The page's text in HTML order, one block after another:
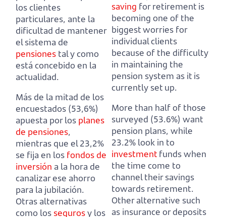
los clientes
particulares, ante la
dificultad de mantener
el sistema de
pensiones tal y como
está concebido en la
actualidad.
Más de la mitad de los
encuestados (53,6%)
apuesta por los planes
de pensiones,
mientras que el 23,2%
se fija en los fondos de
inversión a la hora de
canalizar ese ahorro
para la jubilación.
Otras alternativas
como los segurosy los
saving for retirement is
becoming one of the
biggest worries for
individual clients
because of the difficulty
in maintaining the
pension system as it is
currently set up.
More than half of those
surveyed (53.6%) want
pension plans, while
23.2% look in to
investment funds when
the time come to
channel their savings
towards retirement.
Other alternative such
as insurance or deposits